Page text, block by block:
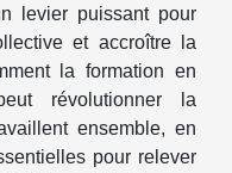
levier puissant pour
et accroître la
la formation en
révolutionner la
ensemble, en
pour relever